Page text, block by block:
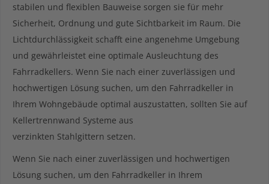
stabilen und flexiblen Bauweise sorgen sie für mehr
Sicherheit, Ordnung und gute Sichtbarkeit im Raum. Die
Lichtdurchlässigkeit schafft eine angenehme Umgebung
und gewährleistet eine optimale Ausleuchtung des
Fahrradkellers. Wenn Sie nach einer zuverlässigen und
hochwertigen Lösung suchen, um den Fahrradkeller in
Ihrem Wohngebäude optimal auszustatten, sollten Sie auf
Kellertrennwand Systeme aus
verzinkten Stahlgittern setzen.
Wenn Sie nach einer zuverlässigen und hochwertigen
Lösung suchen, um den Fahrradkeller in Ihrem